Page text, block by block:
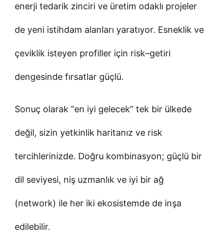
enerji tedarik zinciri ve üretim odaklı projeler
de yeni istihdam alanları yaratıyor. Esneklik ve
çeviklik isteyen profiller için risk–getiri
dengesinde fırsatlar güçlü.
Sonuç olarak “en iyi gelecek” tek bir ülkede
değil, sizin yetkinlik haritanız ve risk
tercihlerinizde. Doğru kombinasyon; güçlü bir
dil seviyesi, niş uzmanlık ve iyi bir ağ
(network) ile her iki ekosistemde de inşa
edilebilir.